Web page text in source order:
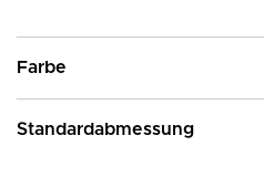
Farbe
Standardabmessung